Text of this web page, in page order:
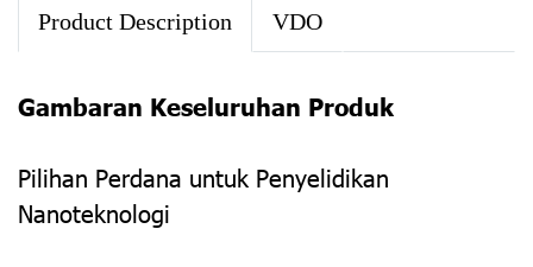
Product Description VDO
Gambaran Keseluruhan Produk
Pilihan Perdana untuk Penyelidikan
Nanoteknologi